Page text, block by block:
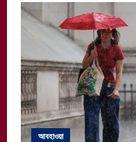
আবহাওয়া